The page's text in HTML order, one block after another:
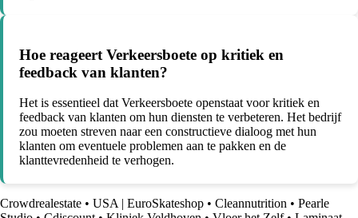
Hoe reageert Verkeersboete op kritiek en
feedback van klanten?
Het is essentieel dat Verkeersboete openstaat voor kritiek en
feedback van klanten om hun diensten te verbeteren. Het bedrijf
zou moeten streven naar een constructieve dialoog met hun
klanten om eventuele problemen aan te pakken en de
klanttevredenheid te verhogen.
Crowdrealestate • USA | EuroSkateshop • Cleannutrition • Pearle